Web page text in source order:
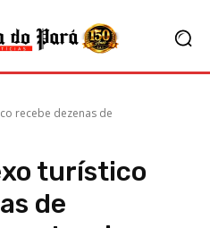
recebe dezenas de
turístico
de